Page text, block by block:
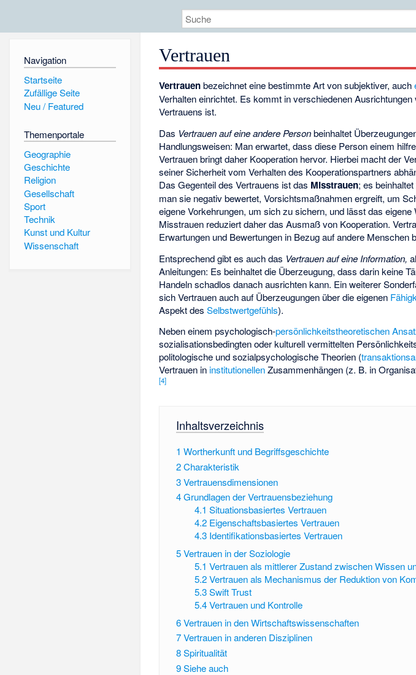
Navigation
Startseite
Zufällige Seite
Neu / Featured
Themenportale
Geographie
Geschichte
Religion
Gesellschaft
Sport
Technik
Kunst und Kultur
Wissenschaft
Vertrauen
Vertrauenbezeichnet eine bestimmte Art von subjektiver, auch
Verhalten einrichtet. Es kommt in verschiedenen
Vertrauens ist.
Das Vertrauen auf eine andere Personbeinhaltet
Handlungsweisen: Man erwartet, dass diese Person einem
Vertrauen bringt daher Kooperation hervor. Hierbei macht der
seiner Sicherheit vom Verhalten des Kooperationspartners
Das Gegenteil des Vertrauens ist das Misstrauen; es
man sie negativ bewertet, Vorsichtsmaßnahmen ergreift, um
eigene Vorkehrungen, um sich zu sichern, und lässt das
Misstrauen reduziert daher das Ausmaß von Kooperation.
Erwartungen und Bewertungen in Bezug auf andere Menschen
Entsprechend gibt es auch das Vertrauen auf eine Information,
Anleitungen: Es beinhaltet die Überzeugung, dass darin keine
Handeln schadlos danach ausrichten kann. Ein weiterer
sich Vertrauen auch auf Überzeugungen über die eigenen
Aspekt desSelbstwertgefühls).
Neben einem psychologisch-persönlichkeitstheoretischen
sozialisationsbedingten oder kulturell vermittelten
politologische und sozialpsychologische Theorien (
Vertrauen in institutionellenZusammenhängen (z. B. in
[4]
Inhaltsverzeichnis
1 Wortherkunft und Begriffsgeschichte
2Charakteristik
3Vertrauensdimensionen
4Grundlagen der Vertrauensbeziehung
4.1 Situationsbasiertes Vertrauen
4.2 Eigenschaftsbasiertes Vertrauen
4.3 Identifikationsbasiertes Vertrauen
5Vertrauen in der Soziologie
5.1 Vertrauen als mittlerer Zustand zwischen Wissen
5.2 Vertrauen als Mechanismus der Reduktion von
5.3 Swift Trust
5.4 Vertrauen und Kontrolle
6Vertrauen in den Wirtschaftswissenschaften
7Vertrauen in anderen Disziplinen
8Spiritualität
9Siehe auch